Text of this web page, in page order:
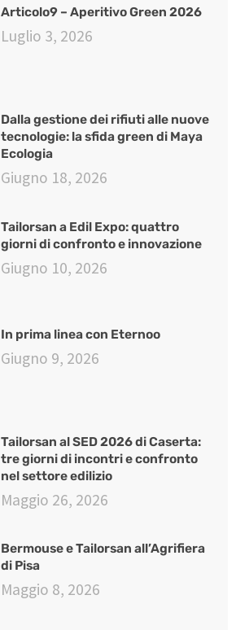
Articolo9 – Aperitivo Green 2026
Luglio 3, 2026
Dalla gestione dei rifiuti alle nuove
tecnologie: la sfida green di Maya
Ecologia
Giugno 18, 2026
Tailorsan a Edil Expo: quattro
giorni di confronto e innovazione
Giugno 10, 2026
In prima linea con Eternoo
Giugno 9, 2026
Tailorsan al SED 2026 di Caserta:
tre giorni di incontri e confronto
nel settore edilizio
Maggio 26, 2026
Bermouse e Tailorsan all’Agrifiera
di Pisa
Maggio 8, 2026